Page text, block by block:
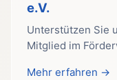
e.V.
Unterstützen Sie
Mitglied im
Mehr erfahren →